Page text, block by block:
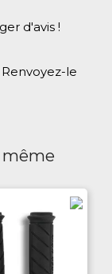
d'avis !
le
même